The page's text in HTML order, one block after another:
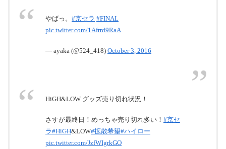
やばっ。 #京セラ #FINAL
pic.twitter.com/1Afrrd9RaA
— ayaka (@524_418) October 3, 2016
HiGH&LOW グッズ売り切れ状況！
さすが最終日！めっちゃ売り切れ多い！ #京セ
ラ#HiGH&LOW#拡散希望#ハイロー
pic.twitter.com/JzfWIgrkGO